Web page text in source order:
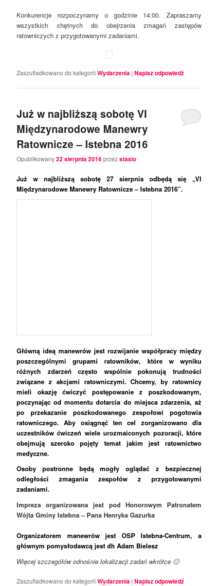
Konkurencje rozpoczynamy o godzinie 14:00. Zapraszamy
wszystkich chętnych do obejrzenia zmagań zastępów
ratowniczych z przygotowanymi zadaniami.
Zaszufladkowano do kategorii Wydarzenia | Napisz odpowiedź
Już w najbliższą sobotę VI
Międzynarodowe Manewry
Ratownicze – Istebna 2016
Opublikowany22 sierpnia 2016przezstasio
Już w najbliższą sobotę 27 sierpnia odbędą się „VI
Międzynarodowe Manewry Ratownicze – Istebna 2016”.
Główną ideą manewrów jest rozwijanie współpracy między
poszczególnymi grupami ratowników, które w wyniku
różnych zdarzeń często wspólnie pokonują trudności
związane z akcjami ratowniczymi. Chcemy, by ratownicy
mieli okazję ćwiczyć postępowanie z poszkodowanym,
poczynając od momentu dotarcia do miejsca zdarzenia, aż
po przekazanie poszkodowanego zespołowi pogotowia
ratowniczego. Aby osiągnąć ten cel zorganizowano dla
uczestników ćwiczeń wiele urozmaiconych pozoracji, które
obejmują szeroko pojęty temat jakim jest ratownictwo
medyczne.
Osoby postronne będą mogły oglądać z bezpiecznej
odległości zmagania zespołów z przygotowanymi
zadaniami.
Impreza organizowana jest pod Honorowym Patronatem
Wójta Gminy Istebna – Pana Henryka Gazurka
Organizatorem manewrów jest OSP Istebna-Centrum, a
głównym pomysłodawcą jest dh Adam Bielesz
Więcej szczegółów odnośnie lokalizacji zadań wkrótce 🙂
Zaszufladkowano do kategorii Wydarzenia | Napisz odpowiedź